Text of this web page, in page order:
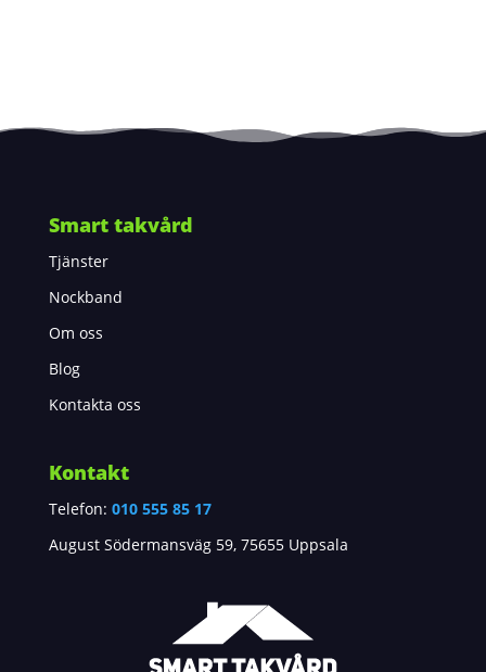
Smart takvård
Tjänster
Nockband
Om oss
Blog
Kontakta oss
Kontakt
Telefon: 010 555 85 17
August Södermansväg 59, 75655 Uppsala